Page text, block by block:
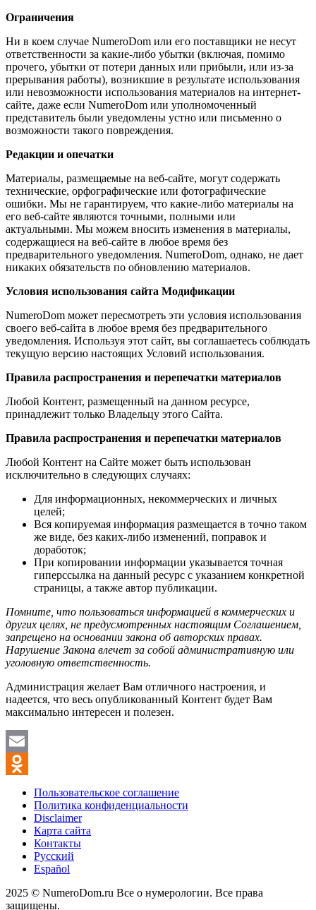
Ограничения
Ни в коем случае NumeroDom или его поставщики не несут
ответственности за какие-либо убытки (включая, помимо
прочего, убытки от потери данных или прибыли, или из-за
прерывания работы), возникшие в результате использования
или невозможности использования материалов на интернет-
сайте, даже если NumeroDom или уполномоченный
представитель были уведомлены устно или письменно о
возможности такого повреждения.
Редакции и опечатки
Материалы, размещаемые на веб-сайте, могут содержать
технические, орфографические или фотографические
ошибки. Мы не гарантируем, что какие-либо материалы на
его веб-сайте являются точными, полными или
актуальными. Мы можем вносить изменения в материалы,
содержащиеся на веб-сайте в любое время без
предварительного уведомления. NumeroDom, однако, не дает
никаких обязательств по обновлению материалов.
Условия использования сайта Модификации
NumeroDom может пересмотреть эти условия использования
своего веб-сайта в любое время без предварительного
уведомления. Используя этот сайт, вы соглашаетесь соблюдать
текущую версию настоящих Условий использования.
Правила распространения и перепечатки материалов
Любой Контент, размещенный на данном ресурсе,
принадлежит только Владельцу этого Сайта.
Правила распространения и перепечатки материалов
Любой Контент на Сайте может быть использован
исключительно в следующих случаях:
Для информационных, некоммерческих и личных
целей;
Вся копируемая информация размещается в точно таком
же виде, без каких-либо изменений, поправок и
доработок;
При копировании информации указывается точная
гиперссылка на данный ресурс с указанием конкретной
страницы, а также автор публикации.
Помните, что пользоваться информацией в коммерческих и
других целях, не предусмотренных настоящим Соглашением,
запрещено на основании закона об авторских правах.
Нарушение Закона влечет за собой административную или
уголовную ответственность.
Администрация желает Вам отличного настроения, и
надеется, что весь опубликованный Контент будет Вам
максимально интересен и полезен.
Email
Odnoklassniki
Пользовательское соглашение
Политика конфиденциальности
Disclaimer
Карта сайта
Контакты
Русский
Español
2025 © NumeroDom.ru Все о нумерологии. Все права
защищены.